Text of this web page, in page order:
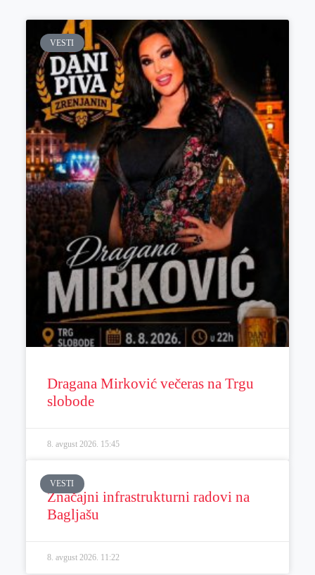
VESTI
Dragana Mirković večeras na Trgu
slobode
8. avgust 2026. 15:45
VESTI
Značajni infrastrukturni radovi na
Bagljašu
8. avgust 2026. 11:22